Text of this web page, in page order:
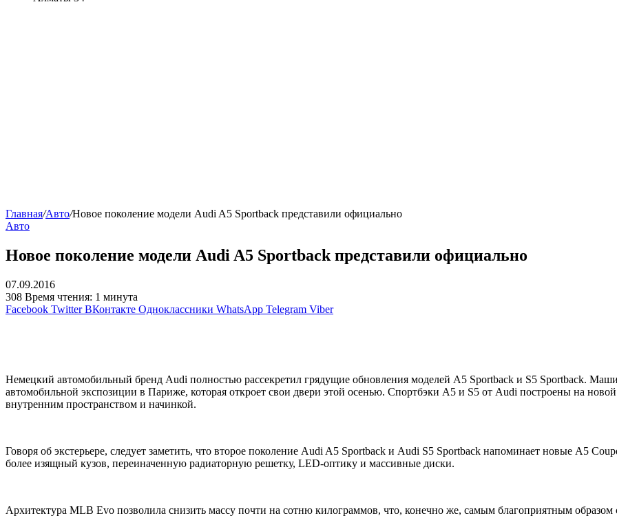
Главная/Авто/Новое поколение модели Audi A5 Sportback представили официально
Авто
Новое поколение модели Audi A5 Sportback представили официально
07.09.2016
308 Время чтения: 1 минута
Facebook Twitter ВКонтакте Одноклассники WhatsApp Telegram Viber
Немецкий автомобильный бренд Audi полностью рассекретил грядущие обновления моделей A5 Sportback и S5 Sportback.
автомобильной экспозиции в Париже, которая откроет свои двери этой осенью. Спортбэки A5 и S5 от Audi построены на
внутренним пространством и начинкой.
Говоря об экстерьере, следует заметить, что второе поколение Audi A5 Sportback и Audi S5 Sportback напоминает новые А5
более изящный кузов, переиначенную радиаторную решетку, LED-оптику и массивные диски.
Архитектура MLB Evo позволила снизить массу почти на сотню килограммов, что, конечно же, самым благоприятным образом